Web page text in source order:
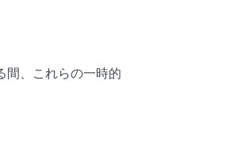
間、これらの一時的